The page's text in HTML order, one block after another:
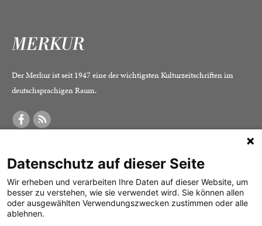
Der Merkur ist seit 1947 eine der wichtigsten Kulturzeitschriften im
deutschsprachigen Raum.
Was ist der Merkur?
Herausgeber /
Redaktion
Verlag
Alle Abos im Überblick
Print-Abo
Digital-Abo
Impressum
Datenschutz
Mediadaten
Datenschutz auf dieser Seite
Wir erheben und verarbeiten Ihre Daten auf dieser Website, um
besser zu verstehen, wie sie verwendet wird. Sie können allen
oder ausgewählten Verwendungszwecken zustimmen oder alle
ablehnen.